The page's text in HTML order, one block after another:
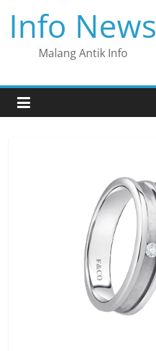
content
Info News
Malang Antik Info